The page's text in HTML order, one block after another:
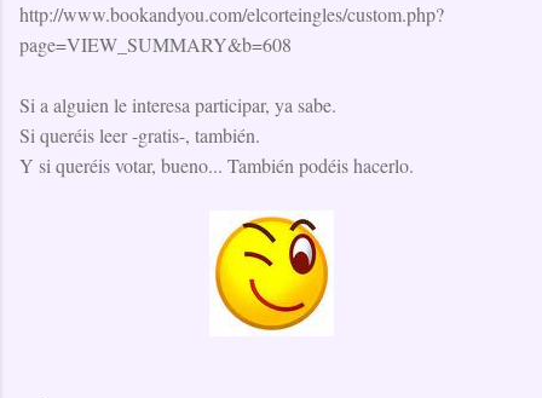
http://www.bookandyou.com/elcorteingles/custom.php?
page=VIEW_SUMMARY&b=608
Si a alguien le interesa participar, ya sabe.
Si queréis leer -gratis-, también.
Y si queréis votar, bueno... También podéis hacerlo.